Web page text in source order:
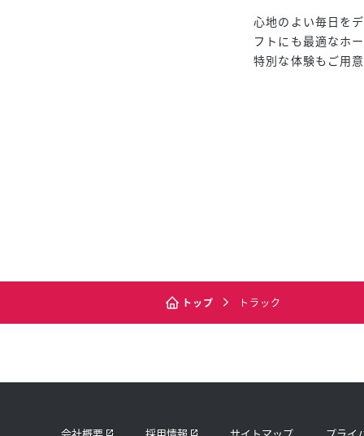
心地のよい毎日を
フトにも最適なホ
特別な体験もご用
トップ トラック